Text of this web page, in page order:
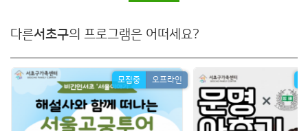
다른서초구의 프로그램은 어떠세요?
모집중 오프라인